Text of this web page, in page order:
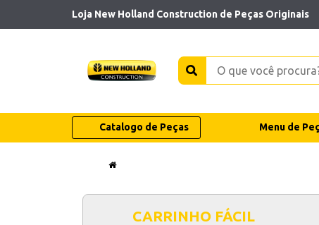
Loja New Holland Construction de Peças Originais
Catalogo de Peças Menu de
CARRINHO FÁCIL